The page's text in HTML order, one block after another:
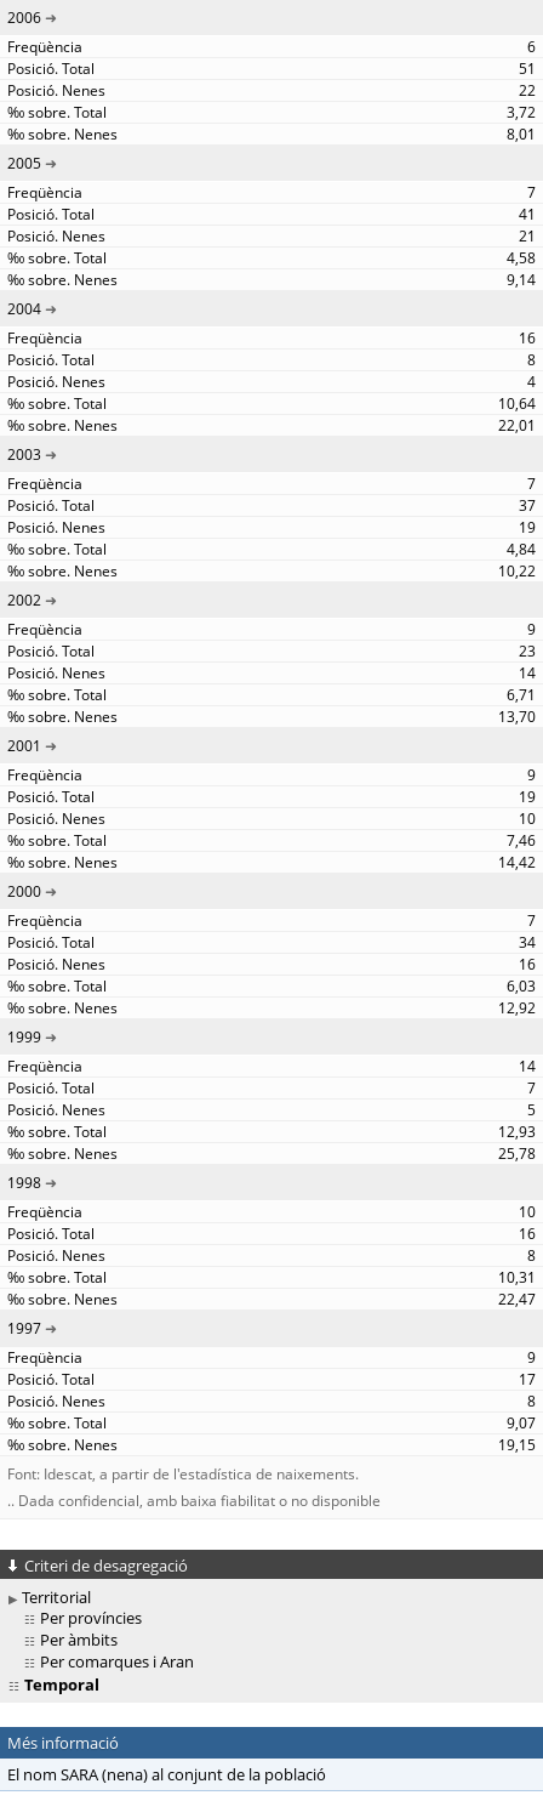
2006
6
51
22
3,72
8,01
2005
7
41
21
4,58
9,14
2004
16
8
4
10,64
22,01
2003
7
37
19
4,84
10,22
2002
9
23
14
6,71
13,70
2001
9
19
10
7,46
14,42
2000
7
34
16
6,03
12,92
1999
14
7
5
12,93
25,78
1998
10
16
8
10,31
22,47
1997
9
17
8
9,07
19,15
Font: Idescat, a partir de l'estadística de naixements.
.. Dada confidencial, amb baixa fiabilitat o no disponible
Criteri de desagregació
Territorial
Per províncies
Per àmbits
Per comarques i Aran
Temporal
Més informació
El nom SARA (nena) al conjunt de la població